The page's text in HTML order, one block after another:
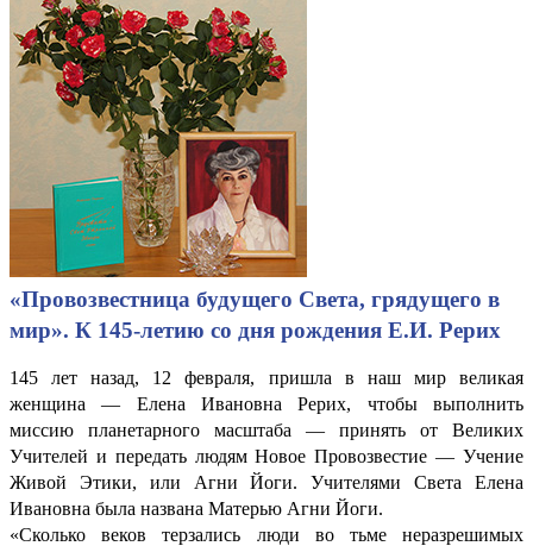
«Провозвестница будущего Света, грядущего в
мир». К 145-летию со дня рождения Е.И. Рерих
145 лет назад, 12 февраля, пришла в наш мир великая
женщина — Елена Ивановна Рерих, чтобы выполнить
миссию планетарного масштаба — принять от Великих
Учителей и передать людям Новое Провозвестие — Учение
Живой Этики, или Агни Йоги. Учителями Света Елена
Ивановна была названа Матерью Агни Йоги.
«Сколько веков терзались люди во тьме неразрешимых